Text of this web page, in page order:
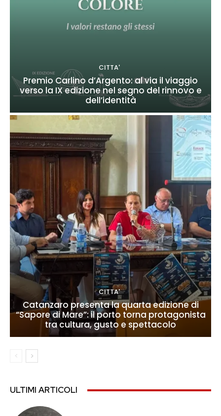
CITTA'
Premio Carlino d’Argento: al via il viaggio
verso la IX edizione nel segno del rinnovo e
dell’identità
CITTA'
Catanzaro presenta la quarta edizione di
“Sapore di Mare”: il porto torna protagonista
tra cultura, gusto e spettacolo
ULTIMI ARTICOLI